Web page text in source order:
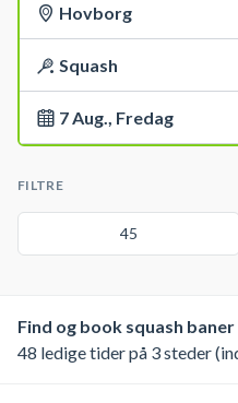
Hovborg
Squash
7 Aug., Fredag
FILTRE
45
Find og book squash
48 ledige tider på 3 steder